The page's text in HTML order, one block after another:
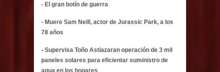
- El gran botín de guerra
- Muere Sam Neill, actor de Jurassic Park, a los
78 años
- Supervisa Toño Astiazaran operación de 3 mil
paneles solares para eficientar suministro de
agua en los hogares